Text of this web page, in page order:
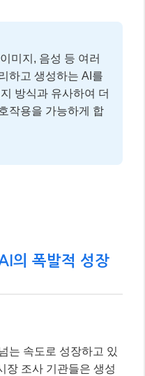
지, 음성 등 여러
하고 생성하는 AI를
방식과 유사하여 더
작용을 가능하게 합
의 폭발적 성장
는 속도로 성장하고 있
장 조사 기관들은 생성